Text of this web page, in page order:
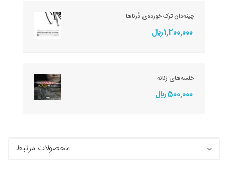
چینه‌دان ترک خورده‌ی دُرناها
1,200,000 ريال
خلسه‌های زنانه
500,000 ريال
محصولات مرتبط